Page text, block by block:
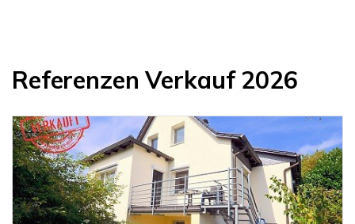
Referenzen Verkauf 2026